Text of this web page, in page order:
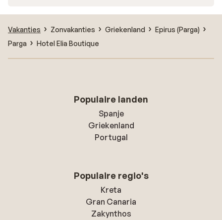
Vakanties Zonvakanties Griekenland
Epirus (Parga)
Parga
Hotel Elia Boutique
Populaire landen
Spanje
Griekenland
Portugal
Populaire regio's
Kreta
Gran Canaria
Zakynthos